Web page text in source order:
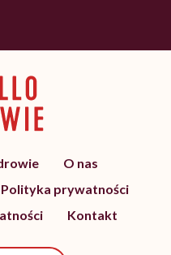
O nas
Polityka prywatności
Kontakt